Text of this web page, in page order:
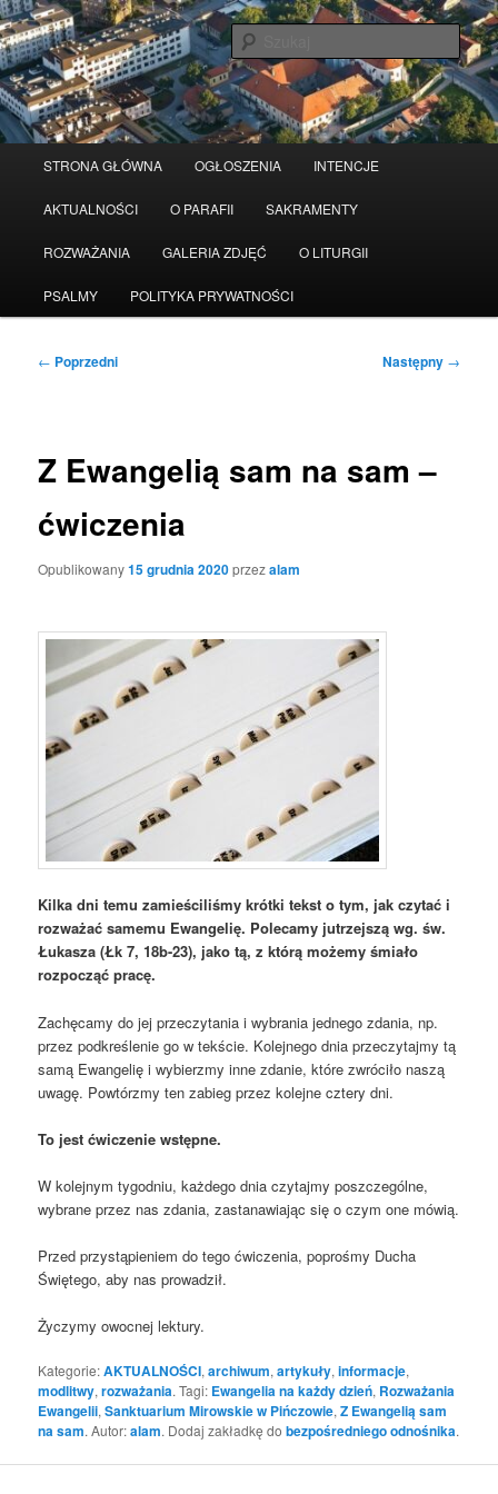
Przeskocz
do
tekstu
STRONA GŁÓWNA OGŁOSZENIA INTENCJE
AKTUALNOŚCI O PARAFII SAKRAMENTY
ROZWAŻANIA GALERIA ZDJĘĆ O LITURGII
PSALMY POLITYKA PRYWATNOŚCI
Nawigacja
← Poprzedni Następny →
Z Ewangelią sam na sam –
ćwiczenia
Opublikowany15 grudnia 2020przezalam
Kilka dni temu zamieściliśmy krótki tekst o tym, jak czytać i
rozważać samemu Ewangelię. Polecamy jutrzejszą wg. św.
Łukasza (Łk 7, 18b-23), jako tą, z którą możemy śmiało
rozpocząć pracę.
Zachęcamy do jej przeczytania i wybrania jednego zdania, np.
przez podkreślenie go w tekście. Kolejnego dnia przeczytajmy tą
samą Ewangelię i wybierzmy inne zdanie, które zwróciło naszą
uwagę. Powtórzmy ten zabieg przez kolejne cztery dni.
To jest ćwiczenie wstępne.
W kolejnym tygodniu, każdego dnia czytajmy poszczególne,
wybrane przez nas zdania, zastanawiając się o czym one mówią.
Przed przystąpieniem do tego ćwiczenia, poprośmy Ducha
Świętego, aby nas prowadził.
Życzymy owocnej lektury.
Kategorie:AKTUALNOŚCI,archiwum,artykuły,informacje,
modlitwy,rozważania. Tagi: Ewangelia na każdy dzień, Rozważania
Ewangelii,Sanktuarium Mirowskie w Pińczowie,Z Ewangelią sam
na sam. Autor:alam. Dodaj zakładkę dobezpośredniego odnośnika.
Serwis wykorzystuje pliki Cookies Czytaj więcej odrzuć